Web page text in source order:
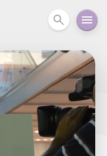
カメラ ウェアラ
ョンカメラ カメラ
コラム